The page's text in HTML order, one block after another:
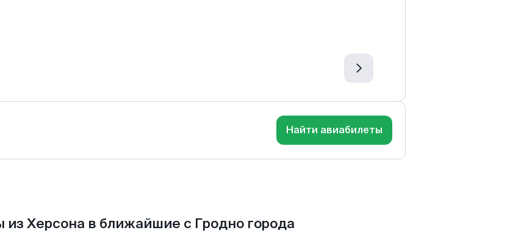
Найти авиабилеты
из Херсона в ближайшие с Гродно города